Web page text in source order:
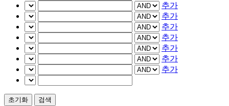
추가
추가
추가
추가
추가
추가
추가